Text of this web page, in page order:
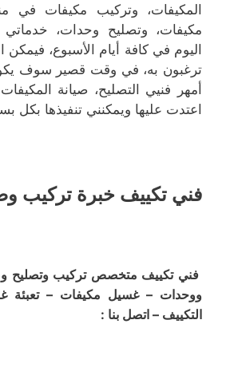
المكيفات، وتركيب مكيفات في
مكيفات، وتصليح وحدات،
اليوم في كافة أيام الأسبوع،
ترغبون به، في وقت قصير سوف
أمهر فنيي التصليح، صيانة
اعتدت عليها ويمكنني تنفيذها بكل
فني تكييف خبرة تركيب
فني تكييف متخصص تركيب وتصليح
ووحدات – غسيل مكيفات – تعبئة
التكييف – اتصل بنا :